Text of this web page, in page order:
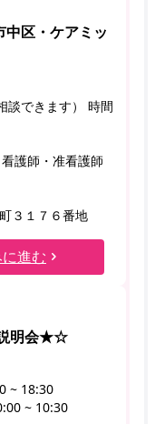
中区・ケアミッ
談できます） 時間
護師・准看護師
３１７６番地
進む
明会★☆
~ 18:30
~ 10:30